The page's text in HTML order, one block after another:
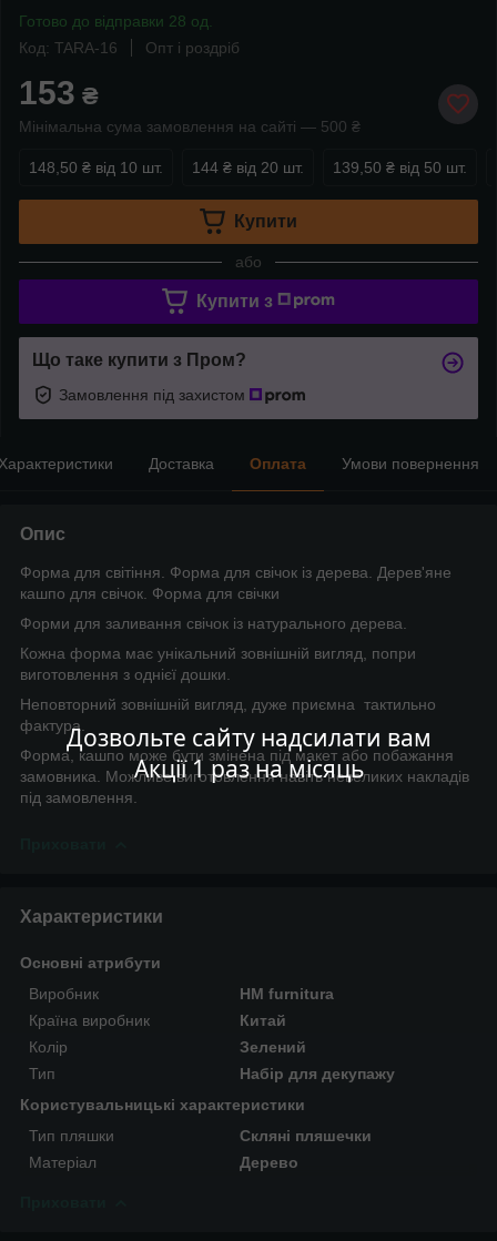
Дозвольте сайту надсилати вам
Акції 1 раз на місяць
Готово до відправки 28 од.
Код: TARA-16
Опт і роздріб
153 ₴
Мінімальна сума замовлення на сайті — 500 ₴
148,50 ₴ від 10 шт. 144 ₴ від 20 шт. 139,50 ₴ від 50 шт.
Купити
або
Купити з
Що таке купити з Пром?
Замовлення під захистом
Доставка Оплата Умови повернення
Опис
Форма для світіння. Форма для свічок із дерева. Дерев'яне
кашпо для свічок. Форма для свічки
Форми для заливання свічок із натурального дерева.
Кожна форма має унікальний зовнішній вигляд, попри
виготовлення з однієї дошки.
Неповторний зовнішній вигляд, дуже приємна тактильно
фактура.
Форма, кашпо може бути змінена під макет або побажання
замовника. Можливе виготовлення навіть невеликих накладів
під замовлення.
Характеристики
Основні атрибути
Виробник
HM furnitura
Країна виробник
Китай
Колір
Зелений
Тип
Набір для декупажу
Користувальницькі характеристики
Тип пляшки
Скляні пляшечки
Матеріал
Дерево